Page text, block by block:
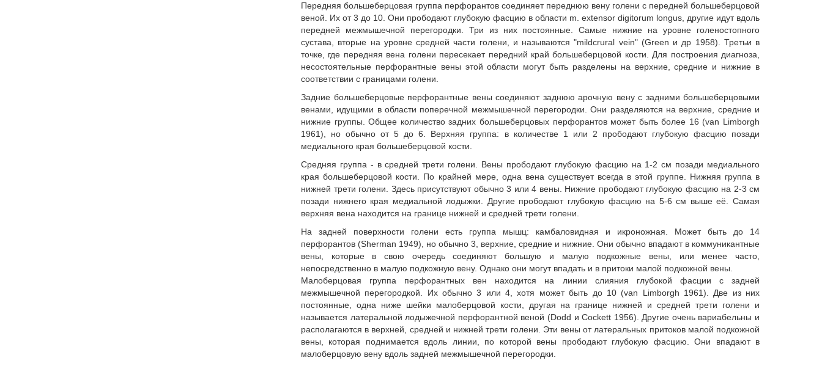
Передняя большеберцовая группа перфорантов соединяет переднюю вену голени с передней большеберцовой
веной. Их от 3 до 10. Они прободают глубокую фасцию в области m. extensor digitorum longus, другие идут вдоль
передней межмышечной перегородки. Три из них постоянные. Самые нижние на уровне голеностопного
сустава, вторые на уровне средней части голени, и называются "mildcrural vein" (Green и др 1958). Третьи в
точке, где передняя вена голени пересекает передний край большеберцовой кости. Для построения диагноза,
несостоятельные перфорантные вены этой области могут быть разделены на верхние, средние и нижние в
соответствии с границами голени.
Задние большеберцовые перфорантные вены соединяют заднюю арочную вену с задними большеберцовыми
венами, идущими в области поперечной межмышечной перегородки. Они разделяются на верхние, средние и
нижние группы. Общее количество задних большеберцовых перфорантов может быть более 16 (van Limborgh
1961), но обычно от 5 до 6. Верхняя группа: в количестве 1 или 2 прободают глубокую фасцию позади
медиального края большеберцовой кости.
Средняя группа - в средней трети голени. Вены прободают глубокую фасцию на 1-2 см позади медиального
края большеберцовой кости. По крайней мере, одна вена существует всегда в этой группе. Нижняя группа в
нижней трети голени. Здесь присутствуют обычно 3 или 4 вены. Нижние прободают глубокую фасцию на 2-3 см
позади нижнего края медиальной лодыжки. Другие прободают глубокую фасцию на 5-6 см выше её. Самая
верхняя вена находится на границе нижней и средней трети голени.
На задней поверхности голени есть группа мышц: камбаловидная и икроножная. Может быть до 14
перфорантов (Sherman 1949), но обычно 3, верхние, средние и нижние. Они обычно впадают в коммуникантные
вены, которые в свою очередь соединяют большую и малую подкожные вены, или менее часто,
непосредственно в малую подкожную вену. Однако они могут впадать и в притоки малой подкожной вены.
Малоберцовая группа перфорантных вен находится на линии слияния глубокой фасции с задней
межмышечной перегородкой. Их обычно 3 или 4, хотя может быть до 10 (van Limborgh 1961). Две из них
постоянные, одна ниже шейки малоберцовой кости, другая на границе нижней и средней трети голени и
называется латеральной лодыжечной перфорантной веной (Dodd и Cockett 1956). Другие очень вариабельны и
располагаются в верхней, средней и нижней трети голени. Эти вены от латеральных притоков малой подкожной
вены, которая поднимается вдоль линии, по которой вены прободают глубокую фасцию. Они впадают в
малоберцовую вену вдоль задней межмышечной перегородки.